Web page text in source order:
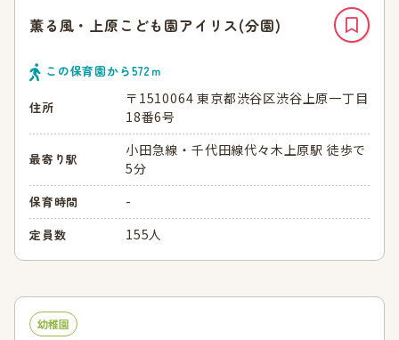
薫る風・上原こども園アイリス(分園)
この保育園から572ｍ
住所
〒1510064 東京都渋谷区渋谷上原一丁目
18番6号
最寄り駅
小田急線・千代田線代々木上原駅 徒歩で
5分
保育時間 -
定員数 155人
幼稚園